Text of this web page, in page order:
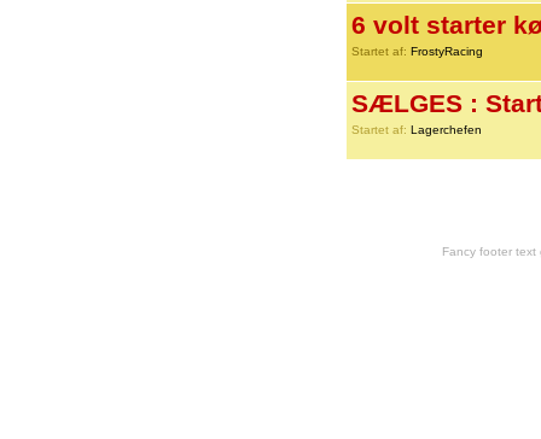
6 volt starter
Startet af: FrostyRacing
SÆLGES :
Startet af: Lagerchefen
Fancy footer